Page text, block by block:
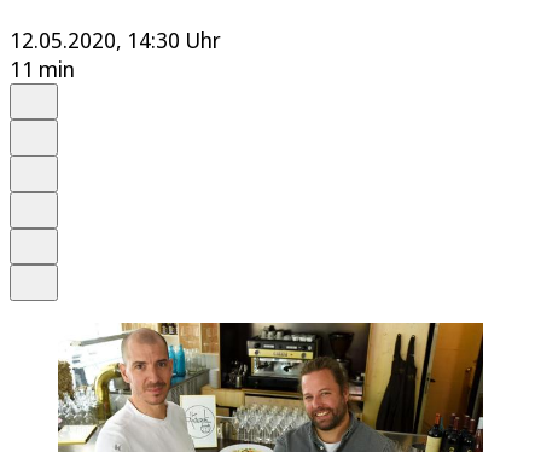
12.05.2020, 14:30 Uhr
11 min